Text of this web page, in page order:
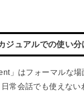
ジュアルでの使い分
」はフォーマルな
常会話でも使えない